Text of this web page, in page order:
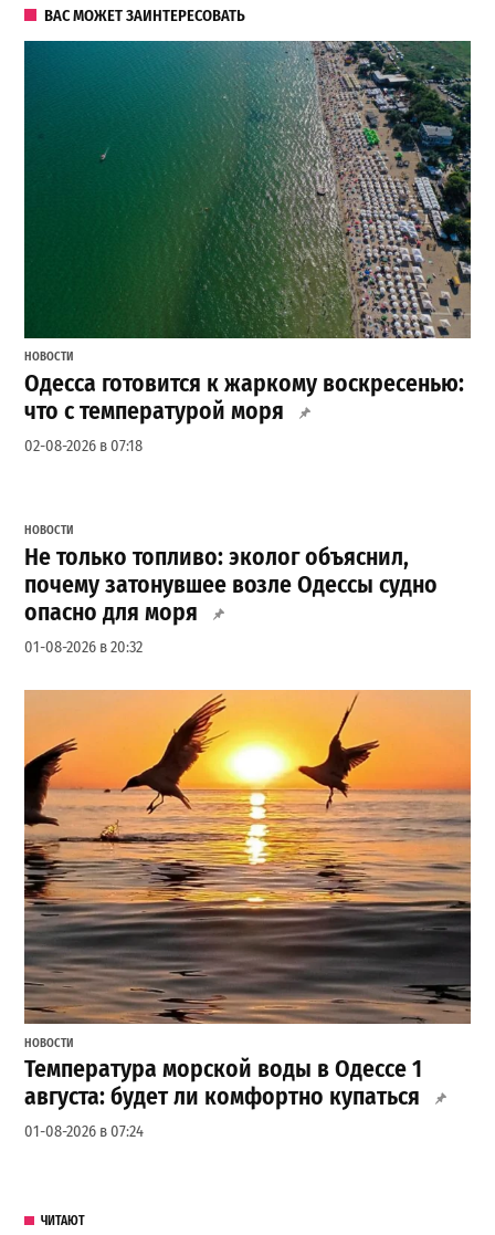
ВАС МОЖЕТ ЗАИНТЕРЕСОВАТЬ
НОВОСТИ
Одесса готовится к жаркому воскресенью:
что с температурой моря
02-08-2026 в 07:18
НОВОСТИ
Не только топливо: эколог объяснил,
почему затонувшее возле Одессы судно
опасно для моря
01-08-2026 в 20:32
НОВОСТИ
Температура морской воды в Одессе 1
августа: будет ли комфортно купаться
01-08-2026 в 07:24
ЧИТАЮТ